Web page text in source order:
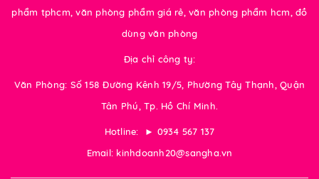
phẩm tphcm, văn phòng phẩm giá rẻ, văn phòng phẩm hcm, đồ
dùng văn phòng
Địa chỉ công ty:
Văn Phòng: Số 158 Đường Kênh 19/5, Phường Tây Thạnh, Quận
Tân Phú, Tp. Hồ Chí Minh.
Hotline: ► 0934 567 137
Email: kinhdoanh20@sangha.vn